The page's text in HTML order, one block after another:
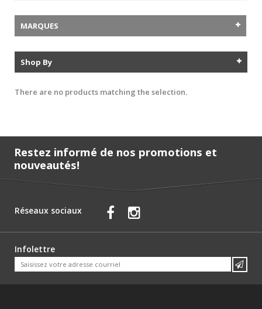
MARQUES
Shop By
There are no products matching the selection.
Restez informé de nos promotions et
nouveautés!
Réseaux sociaux
Infolettre